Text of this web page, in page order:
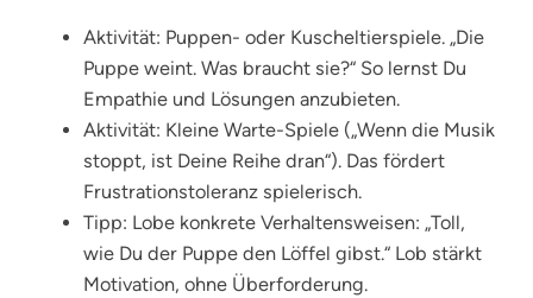
Aktivität: Puppen- oder Kuscheltierspiele. „Die
Puppe weint. Was braucht sie?“ So lernst Du
Empathie und Lösungen anzubieten.
Aktivität: Kleine Warte-Spiele („Wenn die Musik
stoppt, ist Deine Reihe dran“). Das fördert
Frustrationstoleranz spielerisch.
Tipp: Lobe konkrete Verhaltensweisen: „Toll,
wie Du der Puppe den Löffel gibst.“ Lob stärkt
Motivation, ohne Überforderung.